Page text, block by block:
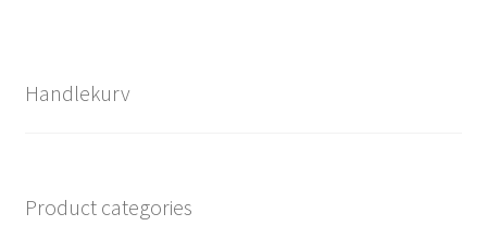
Handlekurv
Product categories